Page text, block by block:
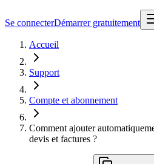
Se connecterDémarrer gratuitement
Accueil
Support
Compte et abonnement
Comment ajouter
devis et factures ?